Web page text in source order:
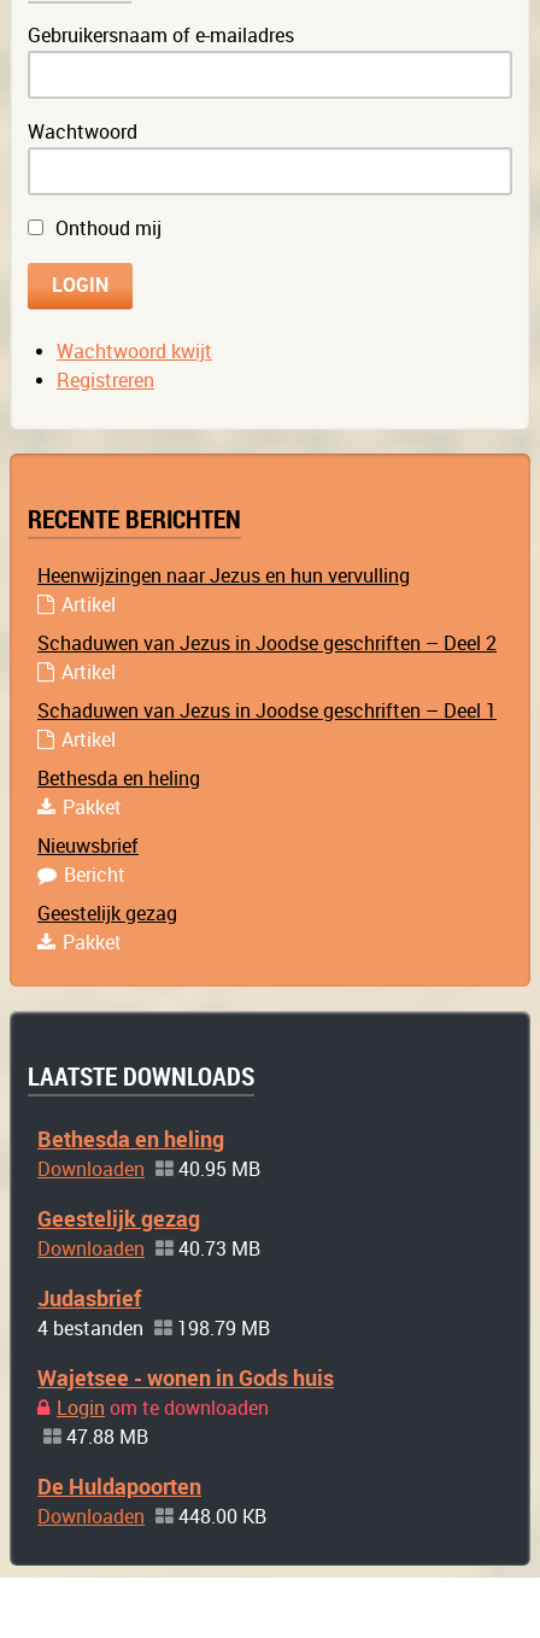
Gebruikersnaam of e-mailadres
Wachtwoord
Onthoud mij
Wachtwoord kwijt
Registreren
RECENTE BERICHTEN
Heenwijzingen naar Jezus en hun vervulling
Artikel
Schaduwen van Jezus in Joodse geschriften – Deel 2
Artikel
Schaduwen van Jezus in Joodse geschriften – Deel 1
Artikel
Bethesda en heling
Pakket
Nieuwsbrief
Bericht
Geestelijk gezag
Pakket
LAATSTE DOWNLOADS
Bethesda en heling
Downloaden 40.95 MB
Geestelijk gezag
Downloaden 40.73 MB
Judasbrief
4 bestanden 198.79 MB
Wajetsee - wonen in Gods huis
Login om te downloaden
47.88 MB
De Huldapoorten
Downloaden 448.00 KB